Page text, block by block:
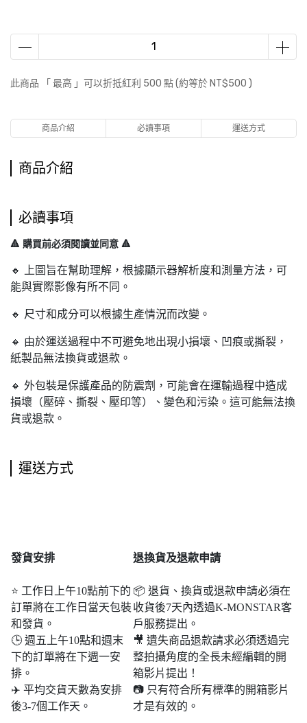
此商品 「 最高 」可以折抵紅利 500 點 (約等於 NT$500 )
商品介紹 必讀事項 運送方式
商品介紹
必讀事項
🔺 購買前必須閱讀並同意 🔺
🔸 上圖旨在幫助理解，根據顯示器解析度和測量方法，可
能與實際影像有所不同。
🔸 尺寸和成分可以根據生產情況而改變。
🔸 由於運送過程中不可避免地出現小損壞、凹痕或撕裂，
紙製品無法換貨或退款。
🔸 外包裝是保護產品的防震劑，可能會在運輸過程中造成
損壞（壓碎、撕裂、壓印等）、變色和污染。這可能無法換
貨或退款。
運送方式
發貨安排
⭐ 工作日上午10點前下的
訂單將在工作日當天包裝
和發貨。
🕒 週五上午10點和週末​​
下的訂單將在下週一安
排。
✈️ 平均交貨天數為安排
後3-7個工作天。
退換貨及退款申請
📦 退貨、換貨或退款申請必須在
收貨後7天內透過K-MONSTAR客
戶服務提出。
🎥 遺失商品退款請求必須透過完
整拍攝角度的全長未經編輯的開
箱影片提出！
📷 只有符合所有標準的開箱影片
才是有效的。